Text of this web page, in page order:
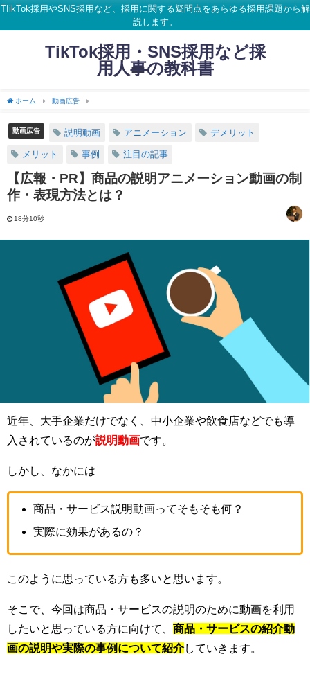
TIikTok採用やSNS採用など、採用に関する疑問点をあらゆる採用課題から解
説します。
TikTok採用・SNS採用など採
用人事の教科書
ホーム 動画広告
動画広告 説明動画 アニメーション デメリット
メリット 事例 注目の記事
【広報・PR】商品の説明アニメーション動画の制
作・表現方法とは？
18分10秒
近年、大手企業だけでなく、中小企業や飲食店などでも導
入されているのが説明動画です。
しかし、なかには
商品・サービス説明動画ってそもそも何？
実際に効果があるの？
このように思っている方も多いと思います。
そこで、今回は商品・サービスの説明のために動画を利用
したいと思っている方に向けて、 商品・サービスの紹介動
画の説明や実際の事例について紹介していきます。